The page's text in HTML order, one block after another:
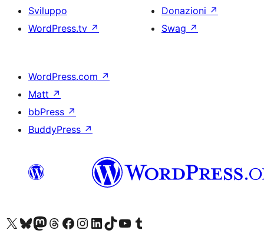
Sviluppo
WordPress.tv ↗
Donazioni ↗
Swag ↗
WordPress.com ↗
Matt ↗
bbPress ↗
BuddyPress ↗
Visita il nostro account X (ex Twitter)
Visita il nostro account Bluesky
Visita il nostro account Mastodon
Visita il nostro account Threads
Visita la nostra pagina Facebook
Visita il nostro account Instagram
Visita il nostro account LinkedIn
Visita il nostro account TikTok
Visita il nostro canale YouTube
Visita il nostro account Tumblr